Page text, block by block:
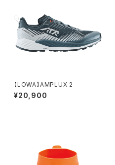
【LOWA】AMPLUX 2
¥20,900